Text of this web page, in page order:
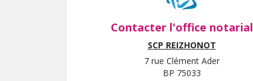
Contacter l'office notarial
SCP REIZHONOT
7 rue Clément Ader
BP 75033